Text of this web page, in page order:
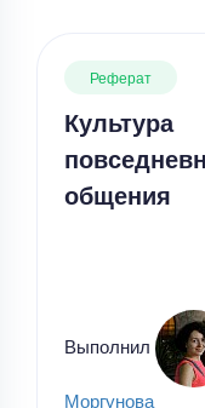
Реферат
Культура
общения
Выполнил
Моргунова